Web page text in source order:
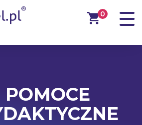
0
POMOCE